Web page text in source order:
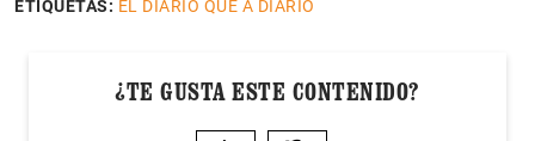
ETIQUETAS: EL DIARIO QUE A DIARIO
¿TE GUSTA ESTE CONTENIDO?